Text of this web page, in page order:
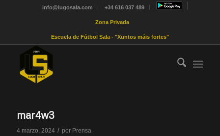
info@lugosala.com +34 616 037 489
Zona Privada
Escuela de Fútbol Sala - "Xuntos máis fortes"
mar4w3
4 marzo, 2024 / por Prensa